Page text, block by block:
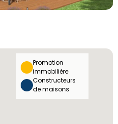
Promotion
immobilière
Constructeurs
de maisons